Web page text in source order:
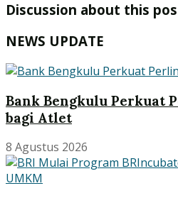
Discussion about this
NEWS UPDATE
Bank Bengkulu Perkuat
bagi Atlet
8 Agustus 2026